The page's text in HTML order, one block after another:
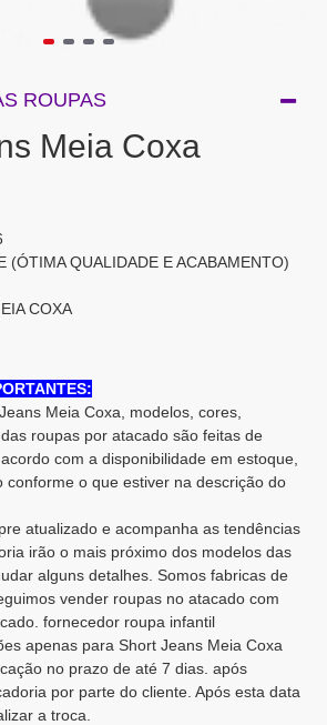
ROUPAS
Meia Coxa
(ÓTIMA QUALIDADE E ACABAMENTO)
COXA
Meia Coxa, modelos, cores,
roupas por atacado são feitas de
com a disponibilidade em estoque,
conforme o que estiver na descrição do
atualizado e acompanha as tendências
irão o mais próximo dos modelos das
alguns detalhes. Somos fabricas de
vender roupas no atacado com
fornecedor roupa infantil
apenas para Short Jeans Meia Coxa
no prazo de até 7 dias. após
por parte do cliente. Após esta data
a troca.